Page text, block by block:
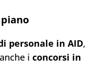
personale in AID,
i concorsi in